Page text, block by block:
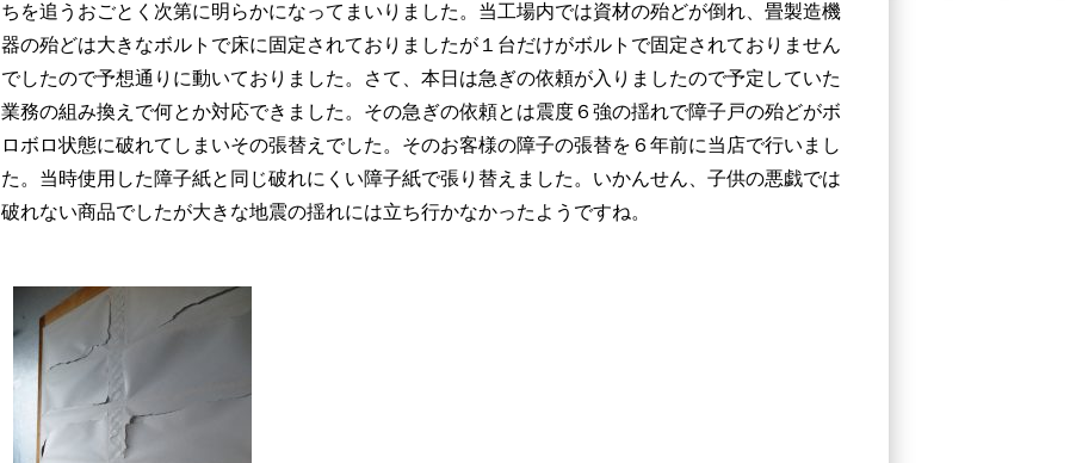
ちを追うおごとく次第に明らかになってまいりました。当工場内では資材の殆どが倒れ、畳製造機
器の殆どは大きなボルトで床に固定されておりましたが１台だけがボルトで固定されておりません
でしたので予想通りに動いておりました。さて、本日は急ぎの依頼が入りましたので予定していた
業務の組み換えで何とか対応できました。その急ぎの依頼とは震度６強の揺れで障子戸の殆どがボ
ロボロ状態に破れてしまいその張替えでした。そのお客様の障子の張替を６年前に当店で行いまし
た。当時使用した障子紙と同じ破れにくい障子紙で張り替えました。いかんせん、子供の悪戯では
破れない商品でしたが大きな地震の揺れには立ち行かなかったようですね。